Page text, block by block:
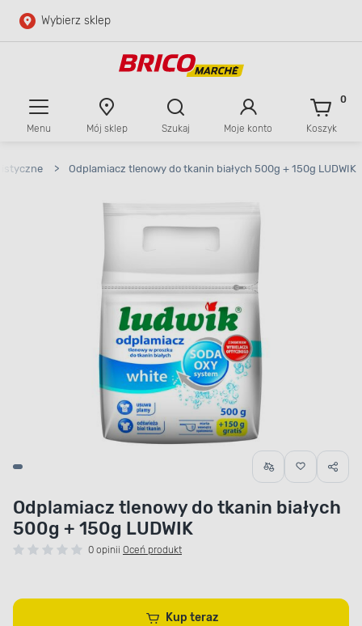
Przejdź do głównej zawartości
Wybierz sklep
Menu Mój sklep Szukaj Moje konto Koszyk
0
> Odplamiacz tlenowy do tkanin białych 500g + 150g LUDWIK
Odplamiacz tlenowy do tkanin białych
500g + 150g LUDWIK
0 opinii Oceń produkt
Kup teraz